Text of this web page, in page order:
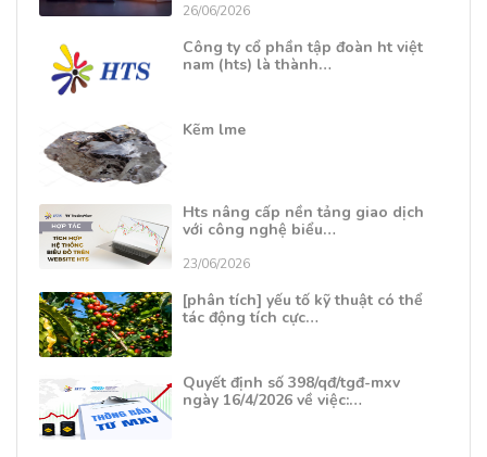
26/06/2026
Công ty cổ phần tập đoàn ht việt
nam (hts) là thành…
Kẽm lme
Hts nâng cấp nền tảng giao dịch
với công nghệ biểu…
23/06/2026
[phân tích] yếu tố kỹ thuật có thể
tác động tích cực…
Quyết định số 398/qđ/tgđ-mxv
ngày 16/4/2026 về việc:…